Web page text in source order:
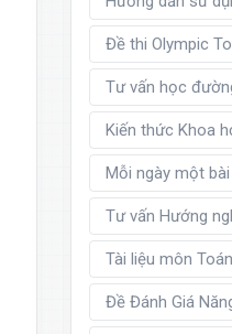
Đề thi Olympic
Tư vấn học
Kiến thức Khoa
Mỗi ngày một
Tư vấn Hướng
Tài liệu môn
Đề Đánh Giá